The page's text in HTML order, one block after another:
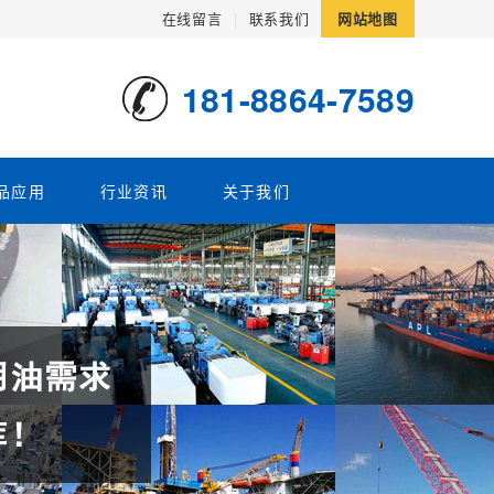
在线留言 联系我们 网站地图
181-8864-7589
应用 行业资讯 关于我们